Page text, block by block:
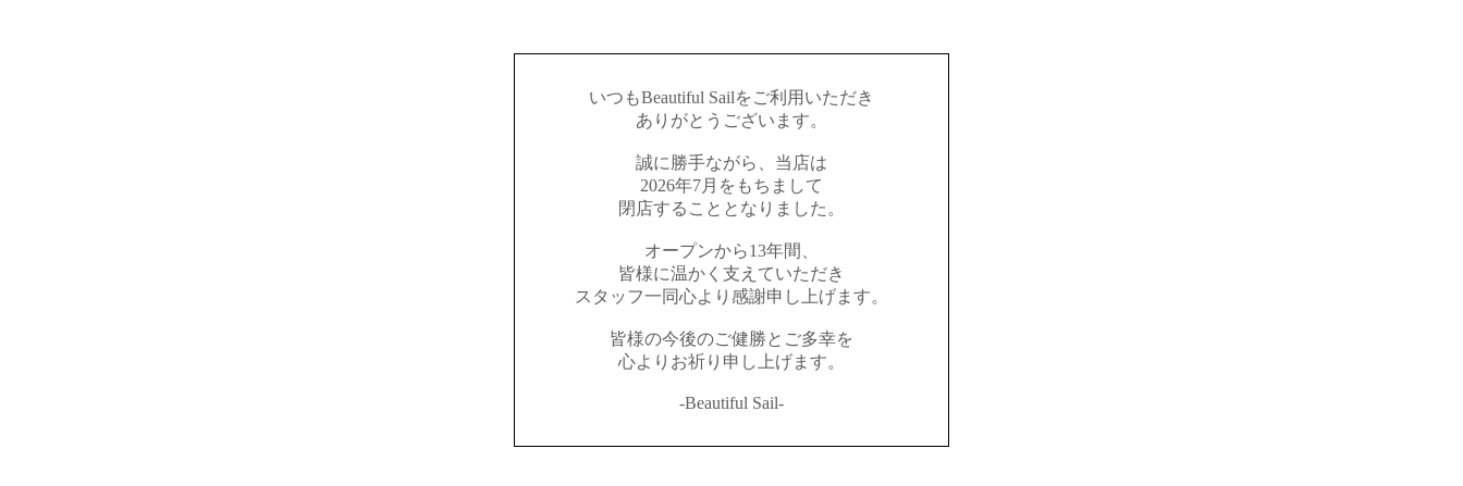
いつもBeautiful Sailをご利用いただき
ありがとうございます。
誠に勝手ながら、当店は
2026年7月をもちまして
閉店することとなりました。
オープンから13年間、
皆様に温かく支えていただき
スタッフ一同心より感謝申し上げます。
皆様の今後のご健勝とご多幸を
心よりお祈り申し上げます。
-Beautiful Sail-